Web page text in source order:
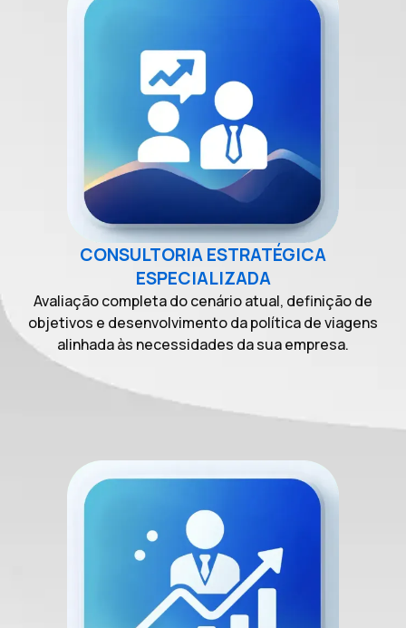
CONSULTORIA ESTRATÉGICA
ESPECIALIZADA
Avaliação completa do cenário atual, definição de
objetivos e desenvolvimento da política de viagens
alinhada às necessidades da sua empresa.